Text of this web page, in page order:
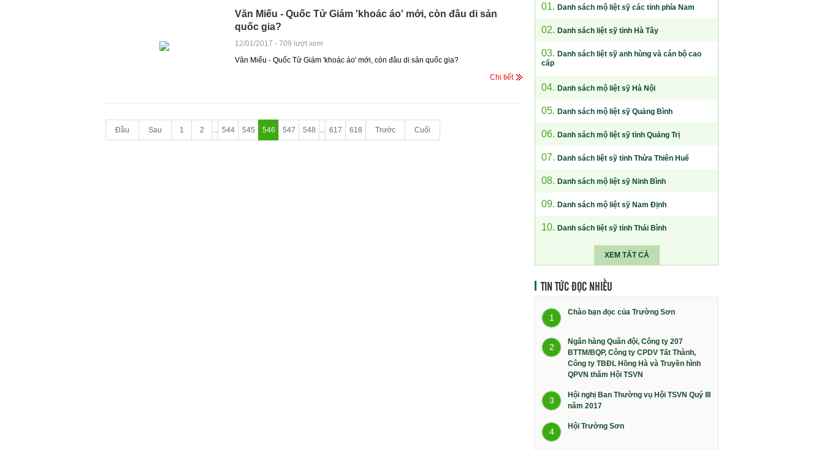
Văn Miếu - Quốc Tử Giám 'khoác áo' mới, còn đâu di sản
quốc gia?
12/01/2017 - 709 lượt xem
Văn Miếu - Quốc Tử Giám 'khoác áo' mới, còn đâu di sản quốc gia?
Chi tiết
Đầu Sau 1 2 ... 544 545 546 547 548 ... 617 618 Trước Cuối
01. Danh sách mộ liệt sỹ các tỉnh phía Nam
02. Danh sách liệt sỹ tỉnh Hà Tây
03. Danh sách liệt sỹ anh hùng và cán bộ cao
cấp
04. Danh sách mộ liệt sỹ Hà Nội
05. Danh sách mộ liệt sỹ Quảng Bình
06. Danh sách mộ liệt sỹ tỉnh Quảng Trị
07. Danh sách liệt sỹ tỉnh Thừa Thiên Huế
08. Danh sách mộ liệt sỹ Ninh Bình
09. Danh sách mộ liệt sỹ Nam Định
10. Danh sách liệt sỹ tỉnh Thái Bình
XEM TẤT CẢ
TIN TỨC ĐỌC NHIỀU
1
Chào bạn đọc của Trường Sơn
2
Ngân hàng Quân đội, Công ty 207
BTTM/BQP, Công ty CPDV Tất Thành,
Công ty TBĐL Hồng Hà và Truyền hình
QPVN thăm Hội TSVN
3
Hội nghị Ban Thường vụ Hội TSVN Quý III
năm 2017
4
Hội Trường Sơn